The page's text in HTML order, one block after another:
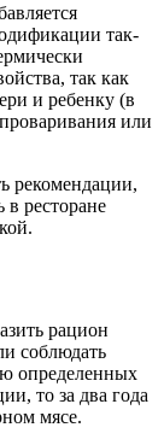
так-
так как
и ребенку (в
или
рекомендации,
в ресторане
рацион
соблюдать
определенных
то за два года
мясе.